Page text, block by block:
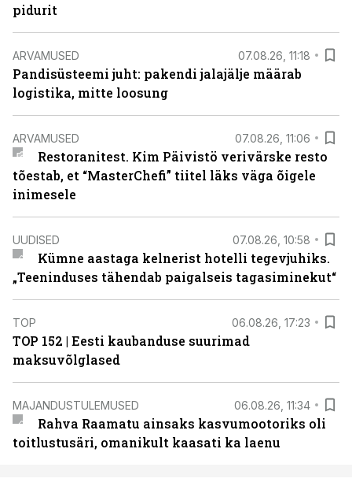
pidurit
ARVAMUSED 07.08.26, 11:18
Pandisüsteemi juht: pakendi jalajälje määrab
logistika, mitte loosung
ARVAMUSED 07.08.26, 11:06
Restoranitest. Kim Päivistö verivärske resto
tõestab, et “MasterChefi” tiitel läks väga õigele
inimesele
UUDISED 07.08.26, 10:58
Kümne aastaga kelnerist hotelli tegevjuhiks.
„Teeninduses tähendab paigalseis tagasiminekut“
TOP 06.08.26, 17:23
TOP 152 | Eesti kaubanduse suurimad
maksuvõlglased
MAJANDUSTULEMUSED 06.08.26, 11:34
Rahva Raamatu ainsaks kasvumootoriks oli
toitlustusäri, omanikult kaasati ka laenu